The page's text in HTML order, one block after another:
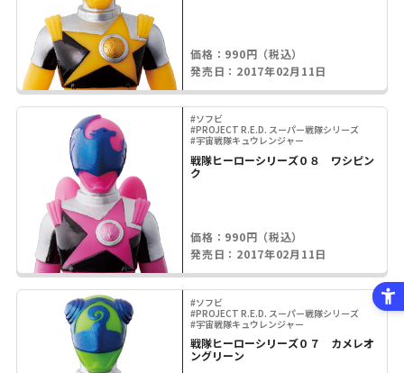
価格：990円（税込）
発売日：2017年02月11日
#ソフビ
#PROJECT R.E.D. スーパー戦隊シリーズ
#宇宙戦隊キュウレンジャー
戦隊ヒーローシリーズ０８ ワシピン
ク
価格：990円（税込）
発売日：2017年02月11日
#ソフビ
#PROJECT R.E.D. スーパー戦隊シリーズ
#宇宙戦隊キュウレンジャー
戦隊ヒーローシリーズ０７ カメレオ
ングリーン